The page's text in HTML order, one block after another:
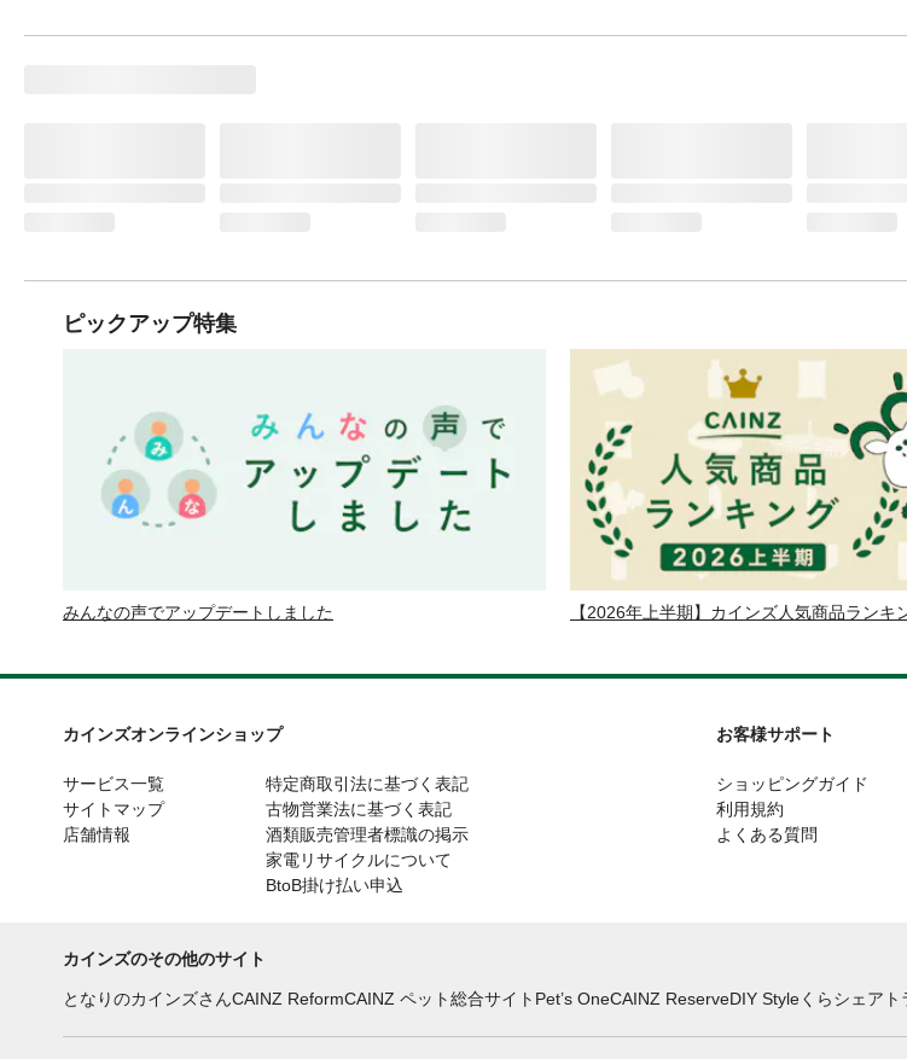
ピックアップ特集
みんなの声でアップデートしました 【2026年上半期】カインズ人気商品ランキ
カインズオンラインショップ
サービス一覧
サイトマップ
店舗情報
特定商取引法に基づく表記
古物営業法に基づく表記
酒類販売管理者標識の掲示
家電リサイクルについて
BtoB掛け払い申込
お客様サポート
ショッピングガイド
利用規約
よくある質問
カインズのその他のサイト
となりのカインズさんCAINZ ReformCAINZ ペット総合サイト Pet’s OneCAINZ ReserveDIY Styleくらシェア